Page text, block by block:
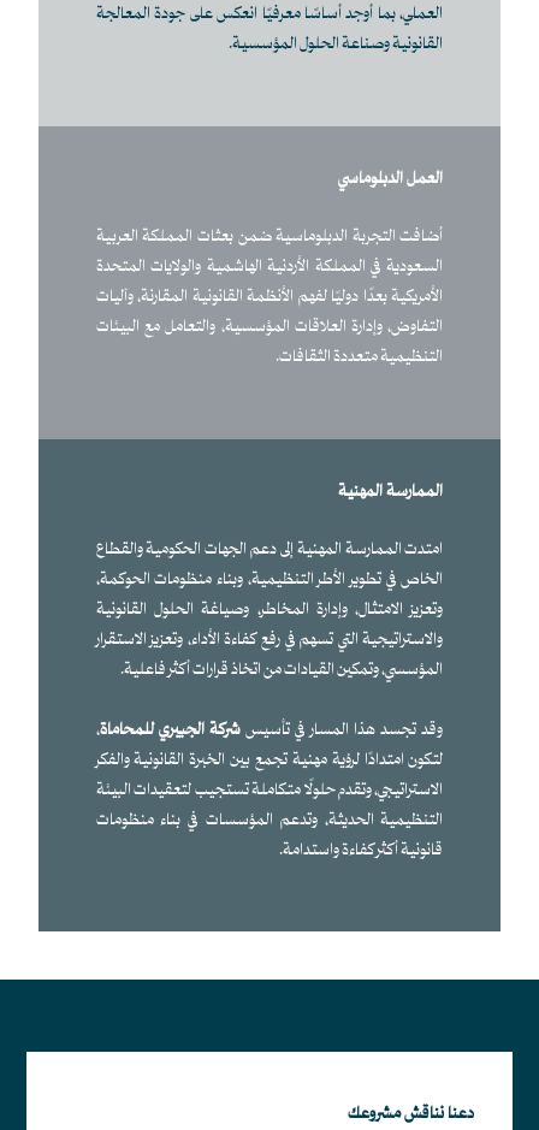
العملي، بما أوجد أساسًا معرفيًا انعكس على جودة المعالجة
القانونية وصناعة الحلول المؤسسية.
العمل الدبلوماسي
أضافت التجربة الدبلوماسية ضمن بعثات المملكة العربية
السعودية في المملكة الأردنية الهاشمية والولايات المتحدة
الأمريكية بعدًا دوليًا لفهم الأنظمة القانونية المقارنة، وآليات
التفاوض، وإدارة العلاقات المؤسسية، والتعامل مع البيئات
التنظيمية متعددة الثقافات.
الممارسة المهنية
امتدت الممارسة المهنية إلى دعم الجهات الحكومية والقطاع
الخاص في تطوير الأطر التنظيمية، وبناء منظومات الحوكمة،
وتعزيز الامتثال، وإدارة المخاطر، وصياغة الحلول القانونية
والاستراتيجية التي تسهم في رفع كفاءة الأداء، وتعزيز الاستقرار
المؤسسي، وتمكين القيادات من اتخاذ قرارات أكثر فاعلية.
وقد تجسد هذا المسار في تأسيسشركة الجبيري للمحاماة،
لتكون امتدادًا لرؤية مهنية تجمع بين الخبرة القانونية والفكر
الاستراتيجي، وتقدم حلولًا متكاملة تستجيب لتعقيدات البيئة
التنظيمية الحديثة، وتدعم المؤسسات في بناء منظومات
قانونية أكثر كفاءة واستدامة.
دعنا نناقش مشروعك